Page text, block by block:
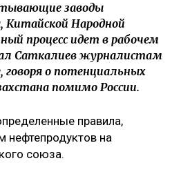
заводы
Китайской Народной
процесс идет в рабочем
Саткалиев журналистам
говоря о потенциальных
помимо России.
правила,
нефтепродуктов на
союза.